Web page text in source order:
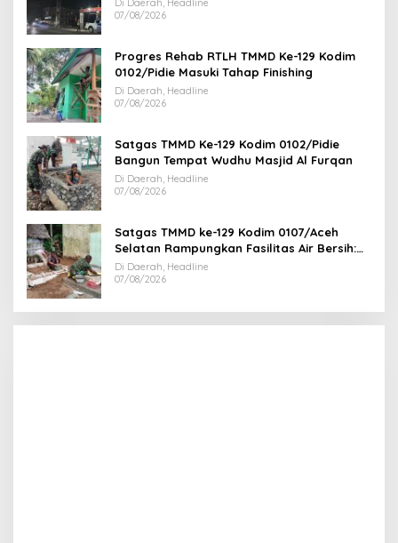
Di Daerah, Headline
07/08/2026
Progres Rehab RTLH TMMD Ke-129 Kodim
0102/Pidie Masuki Tahap Finishing
Di Daerah, Headline
07/08/2026
Satgas TMMD Ke-129 Kodim 0102/Pidie
Bangun Tempat Wudhu Masjid Al Furqan
Di Daerah, Headline
07/08/2026
Satgas TMMD ke-129 Kodim 0107/Aceh
Selatan Rampungkan Fasilitas Air Bersih:
Tapak Tower Mulai Dipasang
Di Daerah, Headline
07/08/2026